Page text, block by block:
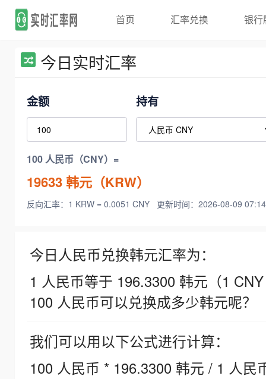
首页 汇率兑换 银行
今日实时汇率
金额 持有
100 人民币（CNY）=
19633韩元（KRW）
反向汇率：1 KRW = 0.0051 CNY 更新时间：2026-08-09
今日人民币兑换韩元汇率为：
1 人民币等于 196.3300 韩元（1
100 人民币可以兑换成多少韩元呢？
我们可以用以下公式进行计算：
100 人民币 * 196.3300 韩元 / 1 人民